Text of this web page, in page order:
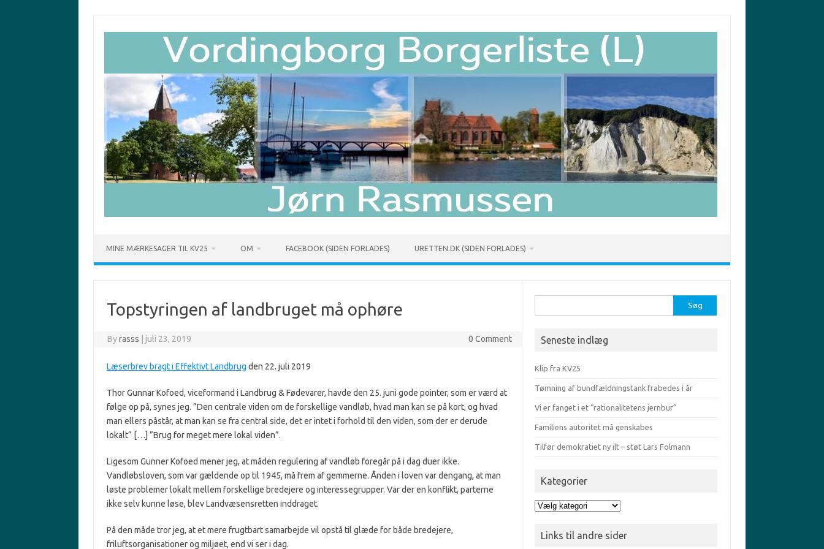
MINE MÆRKESAGER TIL KV25 OM FACEBOOK (SIDEN FORLADES) URETTEN.DK (SIDEN FORLADES)
Topstyringen af landbruget må ophøre
Byrasss juli 23, 2019 0 Comment
Læserbrev bragt i Effektivt Landbrug den 22. juli 2019
Thor Gunnar Kofoed, viceformand i Landbrug & Fødevarer, havde den 25. juni gode pointer, som er værd at
følge op på, synes jeg. ”Den centrale viden om de forskellige vandløb, hvad man kan se på kort, og hvad
man ellers påstår, at man kan se fra central side, det er intet i forhold til den viden, som der er derude
lokalt” […] ”Brug for meget mere lokal viden”.
Ligesom Gunner Kofoed mener jeg, at måden regulering af vandløb foregår på i dag duer ikke.
Vandløbsloven, som var gældende op til 1945, må frem af gemmerne. Ånden i loven var dengang, at man
løste problemer lokalt mellem forskellige bredejere og interessegrupper. Var der en konflikt, parterne
ikke selv kunne løse, blev Landvæsensretten inddraget.
På den måde tror jeg, at et mere frugtbart samarbejde vil opstå til glæde for både bredejere,
friluftsorganisationer og miljøet, end vi ser i dag.
efter:
Seneste indlæg
Klip fra KV25
Tømning af bundfældningstank frabedes i år
Vi er fanget i et “rationalitetens jernbur”
Familiens autoritet må genskabes
Tilfør demokratiet ny ilt – støt Lars Folmann
Kategorier
Kategorier
Links til andre sider